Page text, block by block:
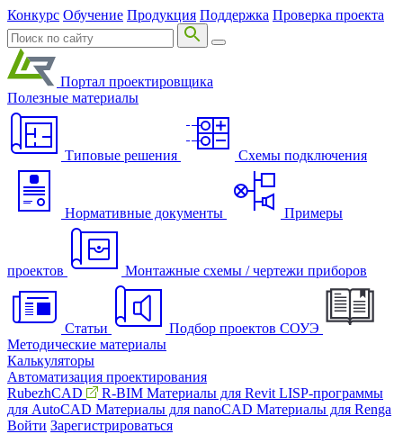
Конкурс Обучение Продукция Поддержка Проверка проекта
Портал проектировщика
Полезные материалы
Типовые решения Схемы подключения
Нормативные документы Примеры
проектов Монтажные схемы / чертежи приборов
Статьи
Подбор проектов СОУЭ
Методические материалы
Калькуляторы
Автоматизация проектирования
RubezhCAD
R-BIM Материалы для Revit LISP-программы
для AutoCAD Материалы для nanoCAD Материалы для Renga
Войти Зарегистрироваться